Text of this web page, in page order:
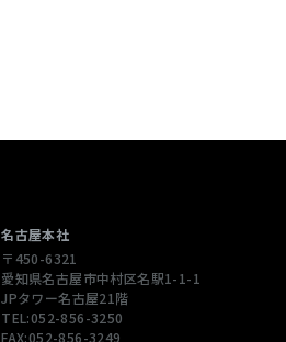
名古屋本社
〒450-6321
愛知県名古屋市中村区名駅1-1-1
JPタワー名古屋21階
TEL:052-856-3250
FAX:052-856-3249